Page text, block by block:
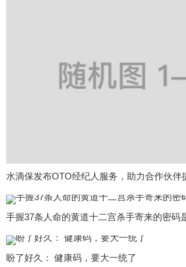
水滴保发布OTO经纪人服务，助力合作伙伴
手握37条人命的黄道十二宫杀手寄来的密码
盼了好久： 健康码，要大一统了